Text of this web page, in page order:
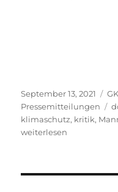
Veröffentlicht
am
September 13, 2021
Pressemitteilungen
klimaschutz, kritik,
weiterlesen